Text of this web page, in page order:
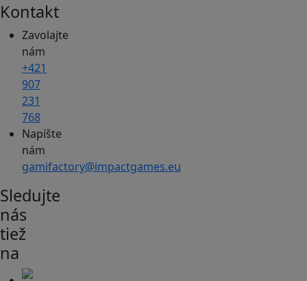
Kontakt
Zavolajte
nám
+421
907
231
768
Napíšte
nám
gamifactory@impactgames.eu
Sledujte
nás
tiež
na